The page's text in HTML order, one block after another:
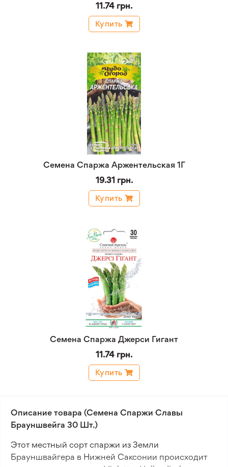
11.74 грн.
Купить
Семена Спаржа Аржентельская 1Г
19.31 грн.
Купить
Семена Спаржа Джерси Гигант
11.74 грн.
Купить
Описание товара (Семена Спаржи Славы
Брауншвейга 30 Шт.)
Этот местный сорт спаржи из Земли
Брауншвайгера в Нижней Саксонии происходит